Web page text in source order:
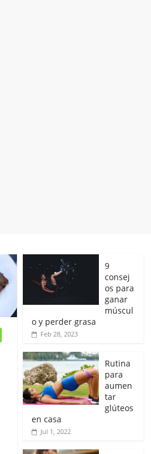
9
consej
os para
ganar
múscul
o y perder grasa
Feb 28, 2023
Rutina
para
aumen
tar
glúteos
en casa
Jul 1, 2022